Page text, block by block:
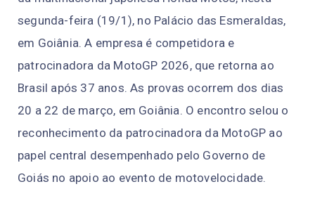
segunda-feira (19/1), no Palácio das Esmeraldas,
em Goiânia. A empresa é competidora e
patrocinadora da MotoGP 2026, que retorna ao
Brasil após 37 anos. As provas ocorrem dos dias
20 a 22 de março, em Goiânia. O encontro selou o
reconhecimento da patrocinadora da MotoGP ao
papel central desempenhado pelo Governo de
Goiás no apoio ao evento de motovelocidade.